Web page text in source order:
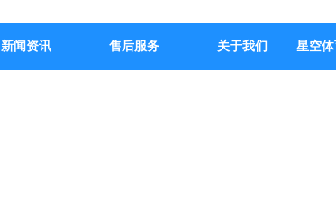
新闻资讯 售后服务 关于我们 星空体